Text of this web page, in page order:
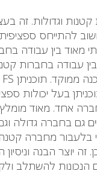
קטנות וגדולות. זה
להתייחס
מאוד בין עבודה
עבודה בחברות
בעל יכולות
אחד. מאוד מומלץ
גם בחברה גדולה
בלעבור מחברה
יוצר הבנה
הנכונות להשתלב